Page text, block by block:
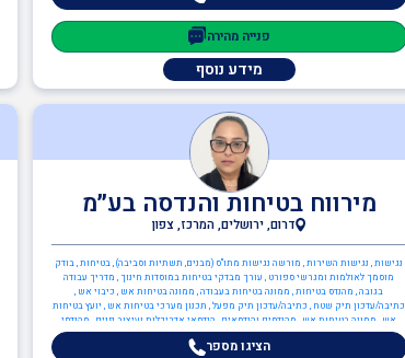
פנייה מהירה
מידע נוסף
מירווח בטיחות והנדסה בע״מ
דרום, ירושלים, המרכז, צפון
נגישות , נגישות השירות , מורשה נגישות מתו"ס (מבנים, תשתיות וסביבה) , בטיחות , בודק
מוסמך לאולמות ומגרשי ספורט , עורך מבדקי בטיחות במוסדות חינוך , מדריך עבודה
בגובה , מהנדס בטיחות , ממונה בטיחות בעבודה , ממונה בטיחות אש , כיבוי אש ,
כתיבה/עדכון תיק שטח , כתיבה/עדכון תיק מפעל , תכנון מערכי בטיחות אש , יועץ בטיחות
אש , ממונה בטיחות אש , מהנדסים והנדסאים , הנדסאי אדריכלות ועיצוב פנים , מהנדסי
בטיחות
הציגו מספר